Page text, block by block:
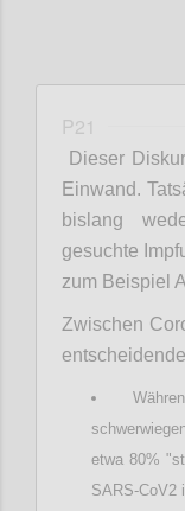
P21
Dieser
Einwand.
bislang
gesuchte
zum Beispiel
Zwischen
etwa 80%
SARS-CoV2